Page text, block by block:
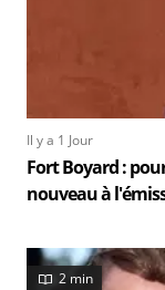
Il y a 1 Jour
Fort Boyard :
nouveau à
2 min